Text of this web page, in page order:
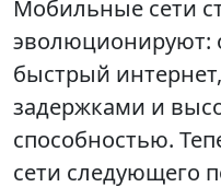
Мобильные сети
эволюционируют:
быстрый
задержками и
способностью.
сети следующего